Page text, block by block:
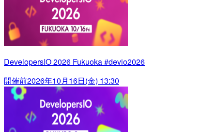
DevelopersIO 2026 Fukuoka #devio2026
開催前2026年10月16日(金) 13:30